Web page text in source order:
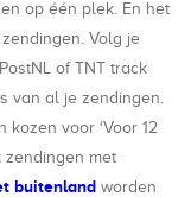
op één plek. En het
Volg je
of TNT track
van al je zendingen.
voor ‘Voor 12
zendingen met
buitenland worden